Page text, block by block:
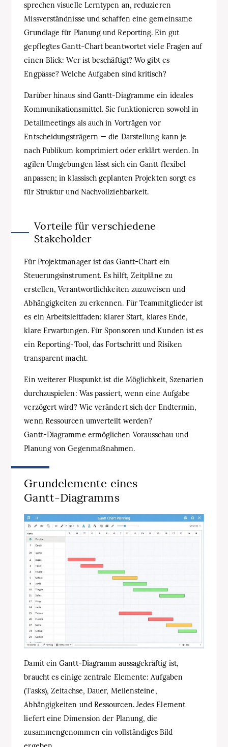
sprechen visuelle Lerntypen an, reduzieren
Missverständnisse und schaffen eine gemeinsame
Grundlage für Planung und Reporting. Ein gut
gepflegtes Gantt‑Chart beantwortet viele Fragen auf
einen Blick: Wer ist beschäftigt? Wo gibt es
Engpässe? Welche Aufgaben sind kritisch?
Darüber hinaus sind Gantt‑Diagramme ein ideales
Kommunikationsmittel. Sie funktionieren sowohl in
Detailmeetings als auch in Vorträgen vor
Entscheidungsträgern — die Darstellung kann je
nach Publikum komprimiert oder erklärt werden. In
agilen Umgebungen lässt sich ein Gantt flexibel
anpassen; in klassisch geplanten Projekten sorgt es
für Struktur und Nachvollziehbarkeit.
Vorteile für verschiedene
Stakeholder
Für Projektmanager ist das Gantt‑Chart ein
Steuerungsinstrument. Es hilft, Zeitpläne zu
erstellen, Verantwortlichkeiten zuzuweisen und
Abhängigkeiten zu erkennen. Für Teammitglieder ist
es ein Arbeitsleitfaden: klarer Start, klares Ende,
klare Erwartungen. Für Sponsoren und Kunden ist es
ein Reporting‑Tool, das Fortschritt und Risiken
transparent macht.
Ein weiterer Pluspunkt ist die Möglichkeit, Szenarien
durchzuspielen: Was passiert, wenn eine Aufgabe
verzögert wird? Wie verändert sich der Endtermin,
wenn Ressourcen umverteilt werden?
Gantt‑Diagramme ermöglichen Vorausschau und
Planung von Gegenmaßnahmen.
Grundelemente eines
Gantt‑Diagramms
Damit ein Gantt‑Diagramm aussagekräftig ist,
braucht es einige zentrale Elemente: Aufgaben
(Tasks), Zeitachse, Dauer, Meilensteine,
Abhängigkeiten und Ressourcen. Jedes Element
liefert eine Dimension der Planung, die
zusammengenommen ein vollständiges Bild